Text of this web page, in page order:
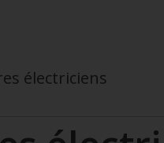
électriciens